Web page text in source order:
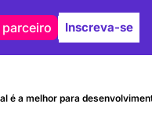
parceiro Inscreva-se
é a melhor para